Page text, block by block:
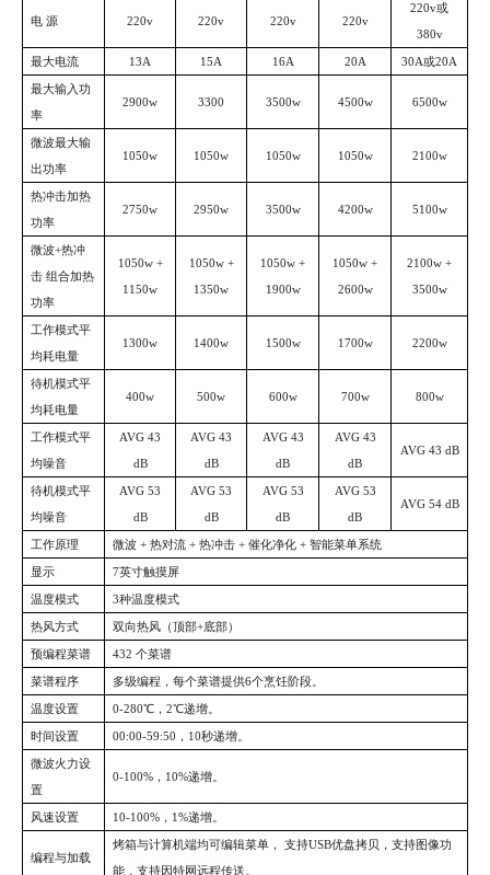
电 源 220v 220v 220v 220v
220v或
380v
最大电流 13A 15A 16A 20A 30A或20A
最大输入功
率
2900w 3300 3500w 4500w 6500w
微波最大输
出功率
1050w 1050w 1050w 1050w 2100w
热冲击加热
功率
2750w 2950w 3500w 4200w 5100w
微波+热冲
击 组合加热
功率
1050w +
1150w
1050w +
1350w
1050w +
1900w
1050w +
2600w
2100w +
3500w
工作模式平
均耗电量
1300w 1400w 1500w 1700w 2200w
待机模式平
均耗电量
400w 500w 600w 700w 800w
工作模式平
均噪音
AVG 43
dB
AVG 43
dB
AVG 43
dB
AVG 43
dB
AVG 43 dB
待机模式平
均噪音
AVG 53
dB
AVG 53
dB
AVG 53
dB
AVG 53
dB
AVG 54 dB
工作原理 微波 + 热对流 + 热冲击 + 催化净化 + 智能菜单系统
显示 7英寸触摸屏
温度模式 3种温度模式
热风方式 双向热风（顶部+底部）
预编程菜谱 432 个菜谱
菜谱程序 多级编程，每个菜谱提供6个烹饪阶段。
温度设置 0-280℃，2℃递增。
时间设置 00:00-59:50，10秒递增。
微波火力设
置
0-100%，10%递增。
风速设置 10-100%，1%递增。
编程与加载
烤箱与计算机端均可编辑菜单， 支持USB优盘拷贝，支持图像功
能，支持因特网远程传送。